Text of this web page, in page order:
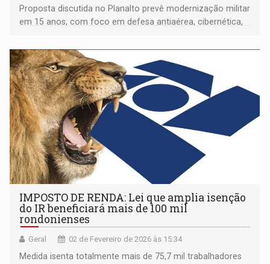
Proposta discutida no Planalto prevê modernização militar
em 15 anos, com foco em defesa antiaérea, cibernética,
IMPOSTO DE RENDA: Lei que amplia isenção
do IR beneficiará mais de 100 mil
rondonienses
Geral 02 de Fevereiro de 2026 às 15:34
Medida isenta totalmente mais de 75,7 mil trabalhadores